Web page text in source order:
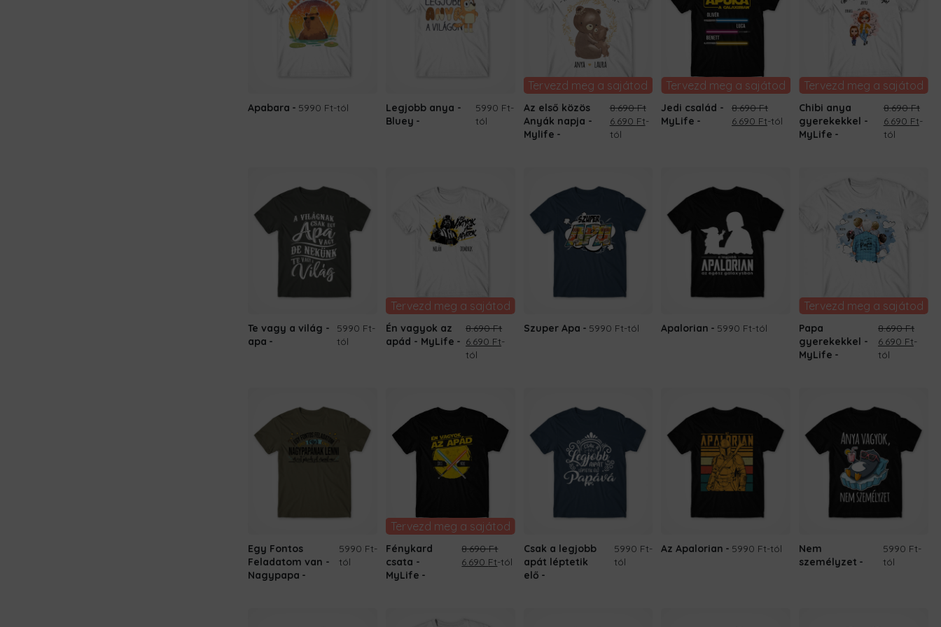
Apabara 5990 Ft-tól
Legjobb anya -
Bluey
5990 Ft-
tól
Tervezd meg a sajátod
Az első közös
Anyák napja -
Mylife
8.690Ft
Original
price
6.690 FtCurrent
-
tól
Tervezd meg a sajátod
Jedi család -
MyLife
8.690Ft
Original
6.690 FtCurrent
-tól
Tervezd meg a sajátod
Chibi anya
gyerekekkel -
MyLife
8.690Ft
Original
price
6.690 Ft-
tól
Te vagy a világ -
apa
5990 Ft-
tól
Tervezd meg a sajátod
Én vagyok az
apád - MyLife
8.690Ft
Original
price
6.690 FtCurrent
-
tól
Szuper Apa 5990 Ft-tól Apalorian 5990 Ft-tól
Tervezd meg a sajátod
Papa
gyerekekkel -
MyLife
8.690Ft
Original
price
6.690 Ft-
tól
Egy Fontos
Feladatom van -
Nagypapa
5990 Ft-
tól
Tervezd meg a sajátod
Fénykard
csata -
MyLife
8.690Ft
Original
6.690 FtCurrent
-tól
Csak a legjobb
apát léptetik
elő
5990 Ft-
tól
Az Apalorian 5990 Ft-tól
Nem
személyzet
5990 Ft-
tól